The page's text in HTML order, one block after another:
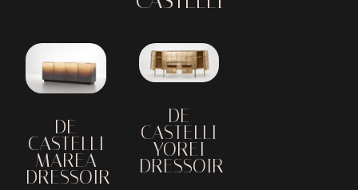
DE
CASTELLI
MAREA
DRESSOIR
DE
CASTELLI
YOREI
DRESSOIR